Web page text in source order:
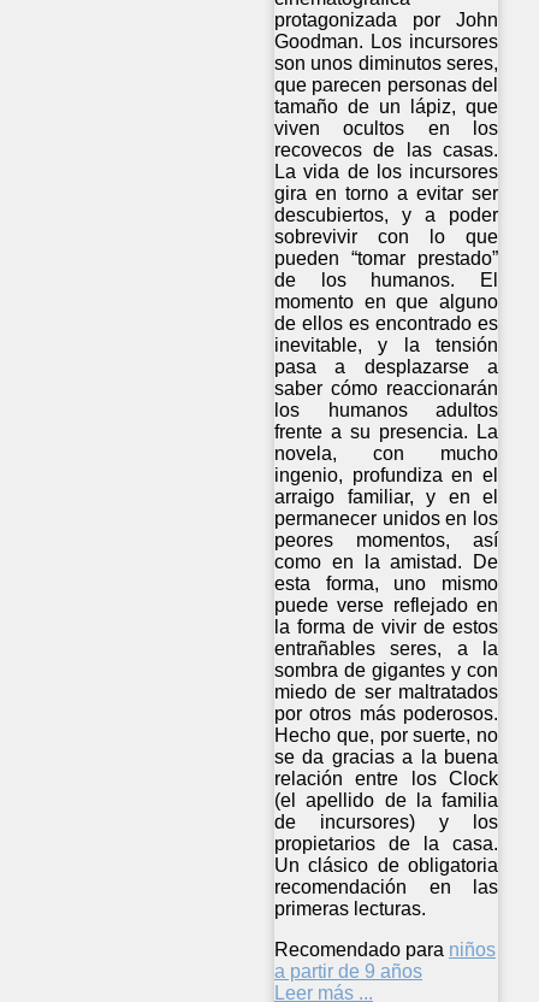
protagonizada por John
Goodman. Los incursores
son unos diminutos seres,
que parecen personas del
tamaño de un lápiz, que
viven ocultos en los
recovecos de las casas.
La vida de los incursores
gira en torno a evitar ser
descubiertos, y a poder
sobrevivir con lo que
pueden “tomar prestado”
de los humanos. El
momento en que alguno
de ellos es encontrado es
inevitable, y la tensión
pasa a desplazarse a
saber cómo reaccionarán
los humanos adultos
frente a su presencia. La
novela, con mucho
ingenio, profundiza en el
arraigo familiar, y en el
permanecer unidos en los
peores momentos, así
como en la amistad. De
esta forma, uno mismo
puede verse reflejado en
la forma de vivir de estos
entrañables seres, a la
sombra de gigantes y con
miedo de ser maltratados
por otros más poderosos.
Hecho que, por suerte, no
se da gracias a la buena
relación entre los Clock
(el apellido de la familia
de incursores) y los
propietarios de la casa.
Un clásico de obligatoria
recomendación en las
primeras lecturas.
Recomendado para niños
a partir de 9 años
Leer más ...